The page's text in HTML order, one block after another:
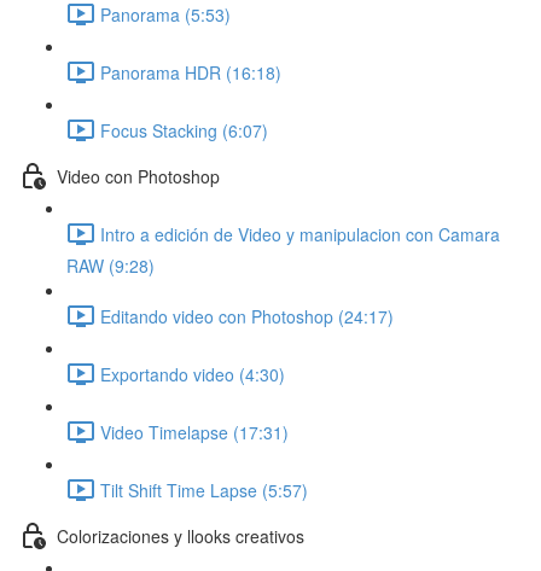
Panorama (5:53)
Panorama HDR (16:18)
Focus Stacking (6:07)
Video con Photoshop
Intro a edición de Video y manipulacion con Camara
RAW (9:28)
Editando video con Photoshop (24:17)
Exportando video (4:30)
Video Timelapse (17:31)
Tilt Shift Time Lapse (5:57)
Colorizaciones y llooks creativos